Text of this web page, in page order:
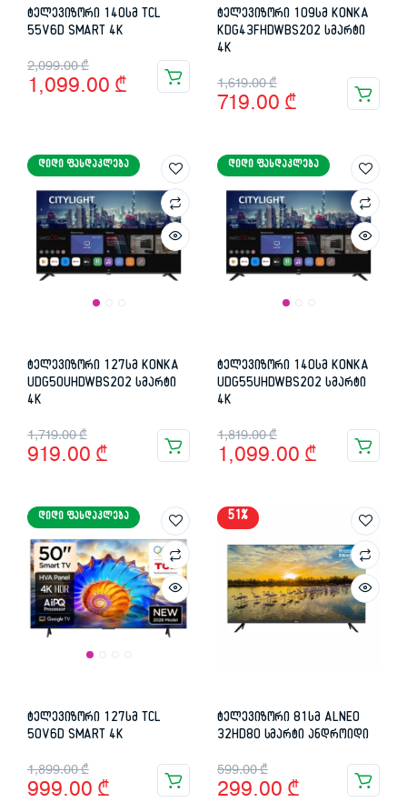
ტელევიზორი 140სმ TCL
55V6D SMART 4K
2,099.00₾
Original
price
2,099.00 ₾.
1,099.00 ₾
Current
price
1,099.00 ₾.
ტელევიზორი 109სმ KONKA
KDG43FHDWBS202 სმარტი
4K
1,619.00₾
Original
price
1,619.00 ₾.
719.00 ₾
Current
price
719.00 ₾.
ᲓᲘᲓᲘ ᲤᲐᲡᲓᲐᲙᲚᲔᲑᲐ
ტელევიზორი 127სმ KONKA
UDG50UHDWBS202 სმარტი
4K
1,719.00₾
Original
price
1,719.00 ₾.
919.00 ₾
Current
price
919.00 ₾.
ᲓᲘᲓᲘ ᲤᲐᲡᲓᲐᲙᲚᲔᲑᲐ
ტელევიზორი 140სმ KONKA
UDG55UHDWBS202 სმარტი
4K
1,819.00₾
Original
price
1,819.00 ₾.
1,099.00 ₾
Current
price
1,099.00 ₾.
ᲓᲘᲓᲘ ᲤᲐᲡᲓᲐᲙᲚᲔᲑᲐ
ტელევიზორი 127სმ TCL
50V6D SMART 4K
1,899.00₾
Original
price
999.00 ₾
Current
price
51%
ტელევიზორი 81სმ ALNEO
32HD80 სმარტი ანდროიდი
599.00₾
Original
price
299.00 ₾
Current
price